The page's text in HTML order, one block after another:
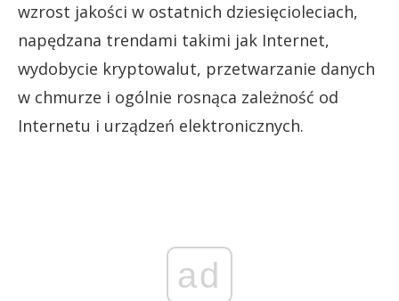
wzrost jakości w ostatnich dziesięcioleciach,
napędzana trendami takimi jak Internet,
wydobycie kryptowalut, przetwarzanie danych
w chmurze i ogólnie rosnąca zależność od
Internetu i urządzeń elektronicznych.
ad